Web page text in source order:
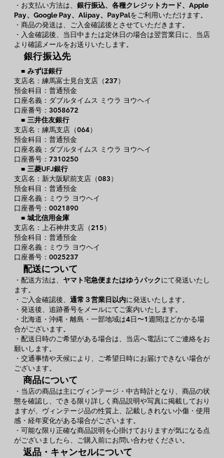
・お支払い方法は、 銀行振込、各種クレジットカード、 Apple
Pay、Google Pay、Alipay、PayPalをご利用いただけます。
・商品の発送は、ご入金確認後とさせていただきます。
・入金確認後、当日中または定休日の場合は翌営業日に、当店
より確認メールをお送りいたします。
銀行振込先
■ みずほ銀行
支店名：練馬富士見台支店（237）
預金科目：普通預金
口座名義：ダブルタイムス ミウラ ヨウヘイ
口座番号：3058672
■ 三井住友銀行
支店名：練馬支店（064）
預金科目：普通預金
口座名義：ダブルタイムス ミウラ ヨウヘイ
口座番号：7310250
■ 三菱UFJ銀行
支店名：新大阪駅前支店（083）
預金科目：普通預金
口座名義：ミウラ ヨウヘイ
口座番号：0021890
■ 城北信用金庫
支店名：上石神井支店（215）
預金科目：普通預金
口座名義：ミウラ ヨウヘイ
口座番号：0025237
配送について
・配送方法は、 ヤマト宅急便またはゆうパックにて発送いたし
ます。
・ご入金確認後、 通常３営業日以内に発送いたします。
・発送後、追跡番号をメールにてご案内いたします。
・北海道・沖縄・離島・一部地域は4日〜1週間ほどかかる場
合がございます。
・配送日時のご希望がある場合は、当店へ電話にてご連絡をお
願いします。
・交通事情や天候により、ご希望日時にお届けできない場合が
ございます。
商品について
・当店の商品は主にヴィンテージ・中古時計となり、商品の状
態を確認し、できる限り詳しく商品説明や写真に掲載しており
ますが、ヴィンテージ品の性質上、記載しきれない小傷・使用
感・経年変化がある場合がございます。
・可能な限り正確な商品説明を心掛けておりますが気になる点
がございましたら、ご購入前にお問い合わせください。
返品・キャンセルについて